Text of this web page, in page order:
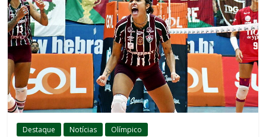
Destaque Notícias Olímpico